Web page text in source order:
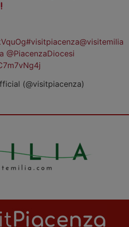
#visitpiacenza@visitemilia
@PiacenzaDiocesi
(@visitpiacenza)